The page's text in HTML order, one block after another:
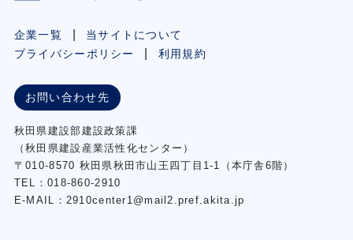
企業一覧
当サイトについて
プライバシーポリシー
利用規約
お問い合わせ先
秋⽥県建設部建設政策課
（秋⽥県建設産業活性化センター）
〒010-8570 秋田県秋田市⼭王四丁⽬1-1（本庁舎6階）
TEL：018-860-2910
E-MAIL：2910center1@mail2.pref.akita.jp